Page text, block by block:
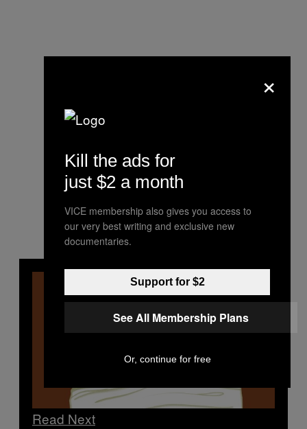
Read Next
×
Kill the ads for
just $2 a month
VICE membership also gives you access to
our very best writing and exclusive new
documentaries.
Support for $2
See All Membership Plans
Or, continue for free